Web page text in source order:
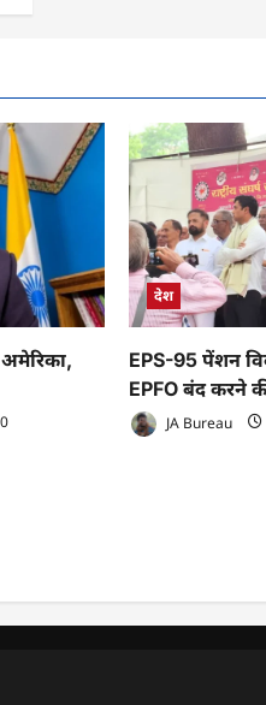
0
देश
EPS-95 पेंशन
EPFO बंद करने
JA Bureau